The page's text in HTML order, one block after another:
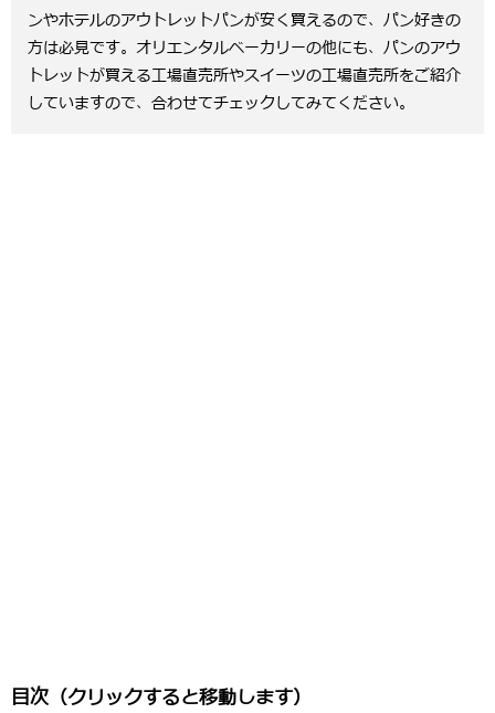
ンやホテルのアウトレットパンが安く買えるので、パン好きの
方は必見です。オリエンタルベーカリーの他にも、パンのアウ
トレットが買える工場直売所やスイーツの工場直売所をご紹介
していますので、合わせてチェックしてみてください。
目次（クリックすると移動します）